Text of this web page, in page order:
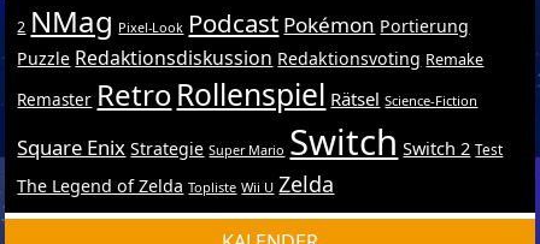
2 NMag Pixel-Look Podcast Pokémon Portierung
Puzzle Redaktionsdiskussion Redaktionsvoting Remake
Remaster RetroRollenspiel Rätsel Science-Fiction
Square Enix Strategie Super Mario Switch Switch 2 Test
The Legend of Zelda Topliste Wii U Zelda